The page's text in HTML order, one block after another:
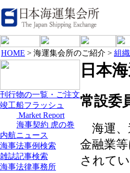
HOME > 海運集会所のご紹介 > 組織
刊行物の一覧・ご注文
竣工船フラッシュ
Market Report
海事契約 虎の巻
内航ニュース
海事法事例検索
雑誌記事検索
海事法律事務所
日本
常設委
海運、
金融業
されて